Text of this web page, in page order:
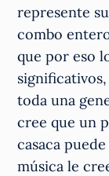
represente
combo
que por eso
toda una
cree que un
casaca
música le